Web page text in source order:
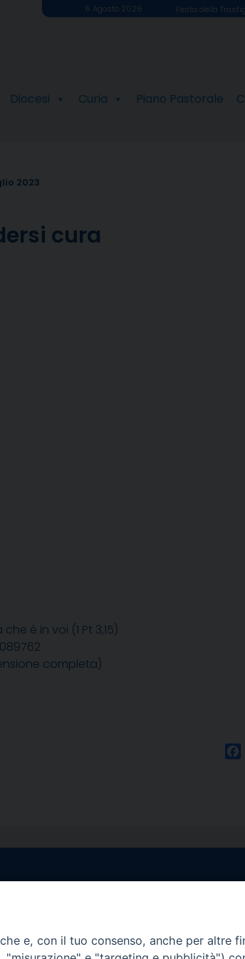
6 Agosto 2026 Festa della
Diocesi Curia Piano Pastorale
2023
cura
è in voi (1 Pt 3,15)
completa)
tel. 0818714501
e, con il tuo consenso, anche per altre